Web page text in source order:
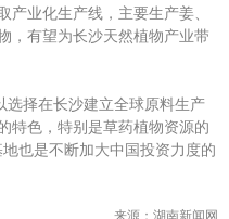
产业化生产线，主要生产姜、
，有望为长沙天然植物产业带
选择在长沙建立全球原料生产
特色，特别是草药植物资源的
也是不断加大中国投资力度的
来源：湖南新闻网